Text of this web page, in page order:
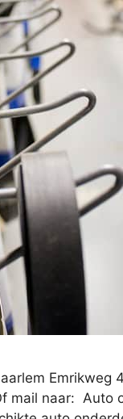
mail naar: Auto